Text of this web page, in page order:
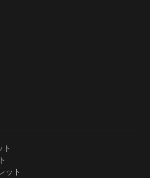
ット